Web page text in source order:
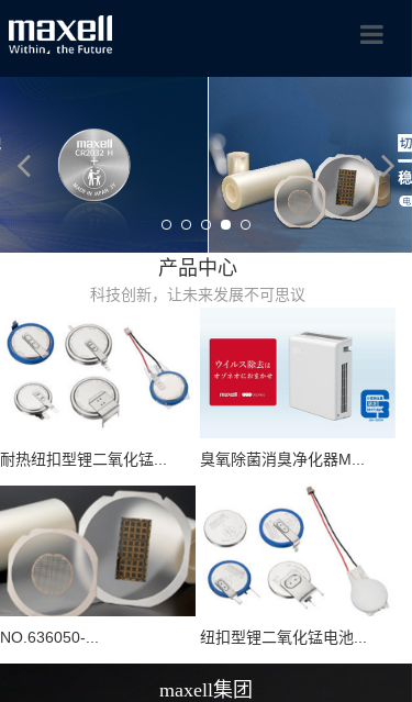
产品中心
科技创新，让未来发展不可思议
耐热纽扣型锂二氧化锰... 臭氧除菌消臭净化器M...
NO.636050-... 纽扣型锂二氧化锰电池...
maxell集团